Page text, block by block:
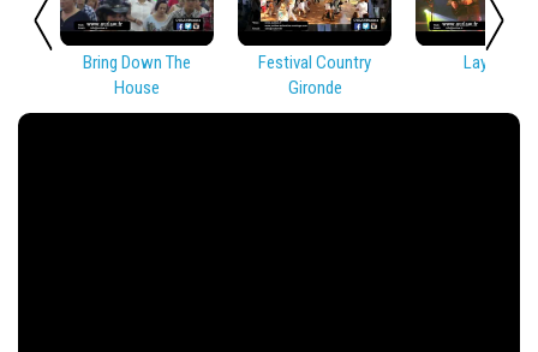
Bring Down The
House
Festival Country
Gironde
Lay Low